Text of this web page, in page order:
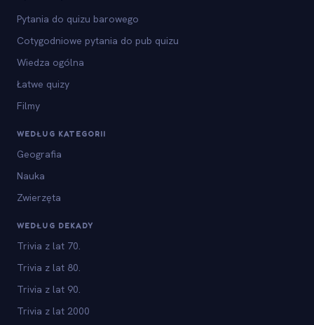
Pytania do quizu barowego
Cotygodniowe pytania do pub quizu
Wiedza ogólna
Łatwe quizy
Filmy
WEDŁUG KATEGORII
Geografia
Nauka
Zwierzęta
WEDŁUG DEKADY
Trivia z lat 70.
Trivia z lat 80.
Trivia z lat 90.
Trivia z lat 2000